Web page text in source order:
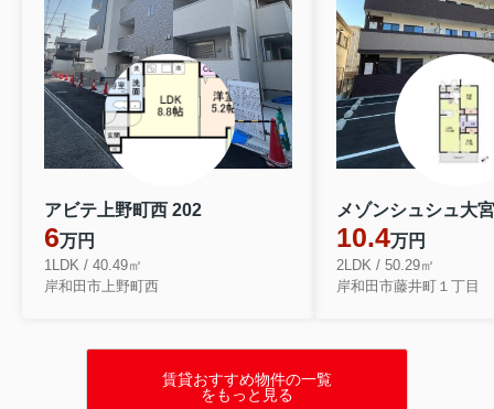
アビテ上野町西 202
6万円
1LDK / 40.49㎡
岸和田市上野町西
メゾンシュシュ大宮
10.4万円
2LDK / 50.29㎡
岸和田市藤井町１丁目
賃貸おすすめ物件の一覧
をもっと見る